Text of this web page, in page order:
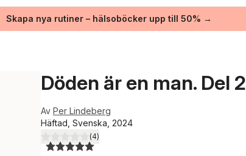
Skapa nya rutiner – hälsoböcker upp till 50% →
Döden är en man. Del 2
Av Per Lindeberg
Häftad, Svenska, 2024
5,0utav 5 stjärnor. Totalt antal röster:
(4)